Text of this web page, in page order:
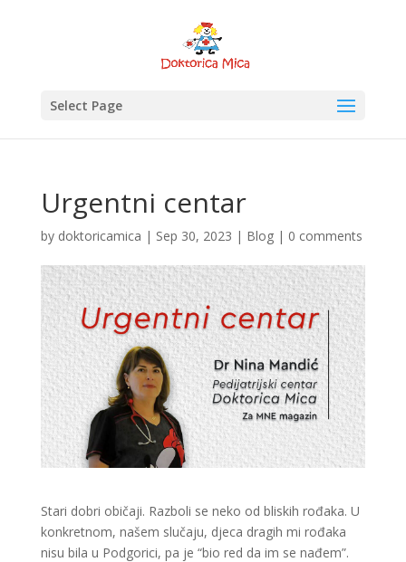
Select Page
Urgentni centar
by doktoricamica | Sep 30, 2023 | Blog| 0 comments
Stari dobri običaji. Razboli se neko od bliskih rođaka. U
konkretnom, našem slučaju, djeca dragih mi rođaka
nisu bila u Podgorici, pa je “bio red da im se nađem”.